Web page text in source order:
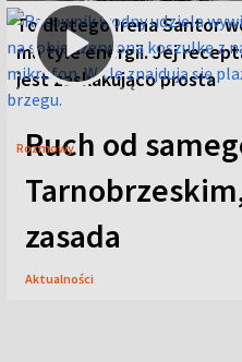
To dlatego Irena Santor
ma tyle energii. Jej
jest zaskakująco prosta
Rozmowy
Ruch od
zasada
Aktualności